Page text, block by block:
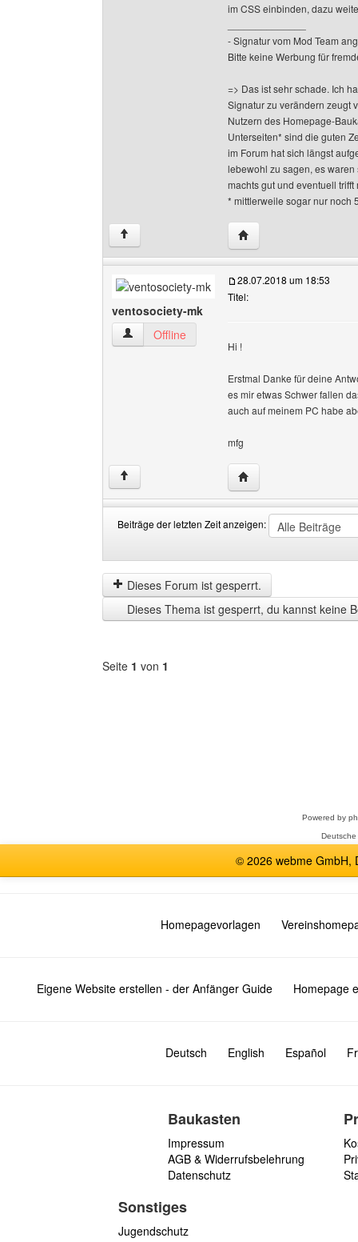
im CSS einbinden, dazu
- Signatur vom Mod Team
Bitte keine Werbung für
=> Das ist sehr schade. Ich
Signatur zu verändern zeugt
Nutzern des Homepage-
Unterseiten* sind die guten
im Forum hat sich längst
lebewohl zu sagen, es
machts gut und eventuell
* mittlerweile sogar nur noch
↑ Website dieses
ventosociety-mk
ventosociety-mk Benutzer-Profile anzeigen
Offline
28.07.2018 um 18:53
Titel:
Hi !
Erstmal Danke für deine
es mir etwas Schwer fallen
auch auf meinem PC habe
mfg
↑ Website dieses
Beiträge der letzten Zeit anzeigen:
der
letzten
Zeit
anzeigen
by
Dieses Forum ist gesperrt.
Dieses Thema ist gesperrt, du kannst keine
Seite 1 von 1
Powered by
© 2026 webme GmbH,
Homepagevorlagen
Eigene Website erstellen - der Anfänger Guide Homepage
Deutsch English Español
Baukasten
Impressum
AGB & Widerrufsbelehrung
Datenschutz
Sonstiges
Jugendschutz